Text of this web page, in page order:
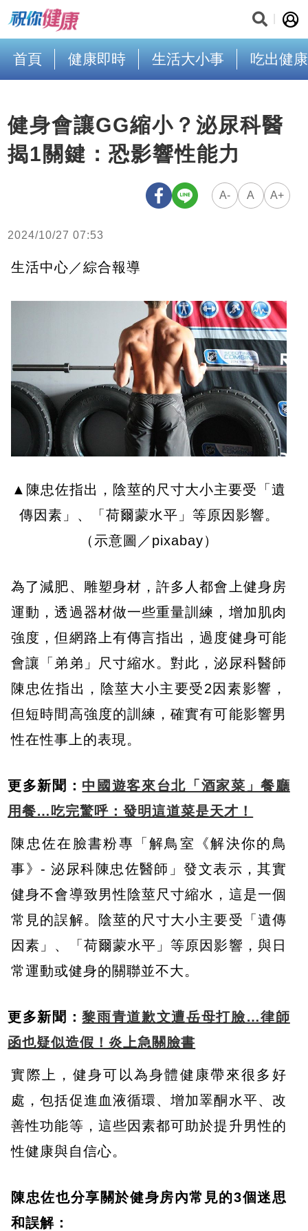
首頁 健康即時 生活大小事 吃出健康
健身會讓GG縮小？泌尿科醫
揭1關鍵：恐影響性能力
A- A A+
2024/10/27 07:53
生活中心／綜合報導
▲陳忠佐指出，陰莖的尺寸大小主要受「遺
傳因素」、「荷爾蒙水平」等原因影響。
（示意圖／pixabay）
為了減肥、雕塑身材，許多人都會上健身房
運動，透過器材做一些重量訓練，增加肌肉
強度，但網路上有傳言指出，過度健身可能
會讓「弟弟」尺寸縮水。對此，泌尿科醫師
陳忠佐指出，陰莖大小主要受2因素影響，
但短時間高強度的訓練，確實有可能影響男
性在性事上的表現。
更多新聞： 中國遊客來台北「酒家菜」餐廳
用餐…吃完驚呼：發明這道菜是天才！
陳忠佐在臉書粉專「解鳥室《解決你的鳥
事》- 泌尿科陳忠佐醫師」發文表示，其實
健身不會導致男性陰莖尺寸縮水，這是一個
常見的誤解。陰莖的尺寸大小主要受「遺傳
因素」、「荷爾蒙水平」等原因影響，與日
常運動或健身的關聯並不大。
更多新聞：黎雨青道歉文遭岳母打臉…律師
函也疑似造假！炎上急關臉書
實際上，健身可以為身體健康帶來很多好
處，包括促進血液循環、增加睪酮水平、改
善性功能等，這些因素都可助於提升男性的
性健康與自信心。
陳忠佐也分享關於健身房內常見的3個迷思
和誤解：